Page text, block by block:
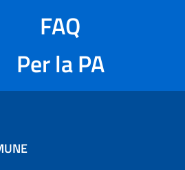
FAQ
Per la PA